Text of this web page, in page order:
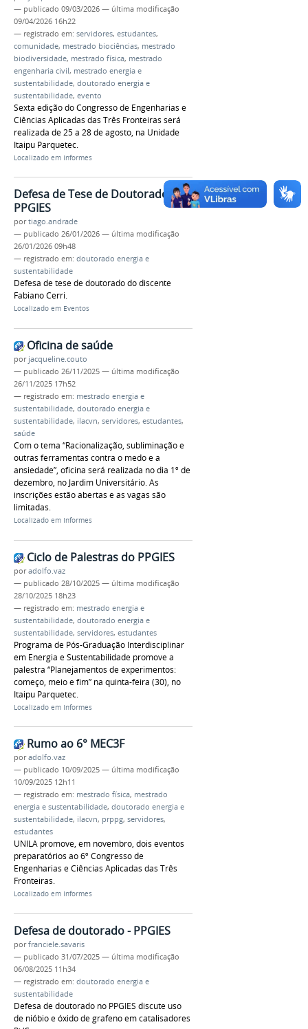
— publicado 09/03/2026 — última modificação
09/04/2026 16h22
— registrado em: servidores, estudantes,
comunidade, mestrado biociências, mestrado
biodiversidade, mestrado física, mestrado
engenharia civil, mestrado energia e
sustentabilidade, doutorado energia e
sustentabilidade, evento
Sexta edição do Congresso de Engenharias e
Ciências Aplicadas das Três Fronteiras será
realizada de 25 a 28 de agosto, na Unidade
Itaipu Parquetec.
Localizado em Informes
Defesa de Tese de Doutorado -
PPGIES
portiago.andrade
— publicado 26/01/2026 — última modificação
26/01/2026 09h48
— registrado em: doutorado energia e
sustentabilidade
Defesa de tese de doutorado do discente
Fabiano Cerri.
Localizado em Eventos
Oficina de saúde
por jacqueline.couto
— publicado 26/11/2025 — última modificação
26/11/2025 17h52
— registrado em: mestrado energia e
sustentabilidade, doutorado energia e
sustentabilidade, ilacvn, servidores, estudantes,
saúde
Com o tema “Racionalização, subliminação e
outras ferramentas contra o medo e a
ansiedade”, oficina será realizada no dia 1º de
dezembro, no Jardim Universitário. As
inscrições estão abertas e as vagas são
limitadas.
Localizado em Informes
Ciclo de Palestras do PPGIES
poradolfo.vaz
— publicado 28/10/2025 — última modificação
28/10/2025 18h23
— registrado em: mestrado energia e
sustentabilidade, doutorado energia e
sustentabilidade, servidores, estudantes
Programa de Pós-Graduação Interdisciplinar
em Energia e Sustentabilidade promove a
palestra “Planejamentos de experimentos:
começo, meio e fim” na quinta-feira (30), no
Itaipu Parquetec.
Localizado em Informes
Rumo ao 6° MEC3F
poradolfo.vaz
— publicado 10/09/2025 — última modificação
10/09/2025 12h11
— registrado em: mestrado física, mestrado
energia e sustentabilidade, doutorado energia e
sustentabilidade, ilacvn, prppg, servidores,
estudantes
UNILA promove, em novembro, dois eventos
preparatórios ao 6º Congresso de
Engenharias e Ciências Aplicadas das Três
Fronteiras.
Localizado em Informes
Defesa de doutorado - PPGIES
porfranciele.savaris
— publicado 31/07/2025 — última modificação
06/08/2025 11h34
— registrado em: doutorado energia e
sustentabilidade
Defesa de doutorado no PPGIES discute uso
de nióbio e óxido de grafeno em catalisadores